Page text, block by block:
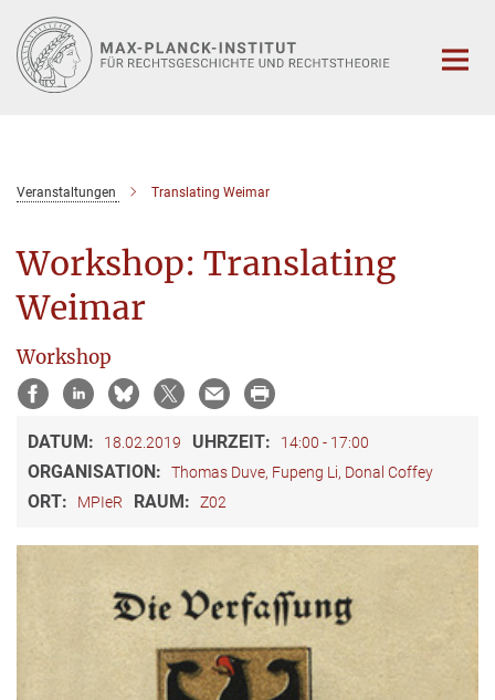
Hauptinhalt
Veranstaltungen Translating Weimar
Workshop: Translating
Weimar
Workshop
DATUM: 18.02.2019 UHRZEIT: 14:00 - 17:00
ORGANISATION: Thomas Duve, Fupeng Li, Donal Coffey
ORT: MPIeR RAUM: Z02